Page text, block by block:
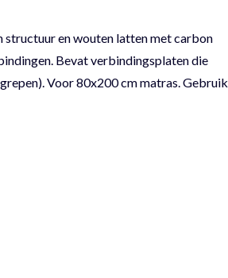
en wouten latten met carbon
Bevat verbindingsplaten die
Voor 80x200 cm matras. Gebruik